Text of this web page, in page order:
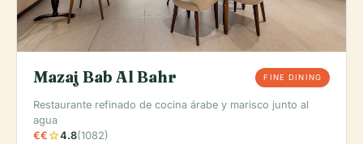
Mazaj Bab Al Bahr FINE DINING
Restaurante refinado de cocina árabe y marisco junto al
agua
€€star4.8(1082)